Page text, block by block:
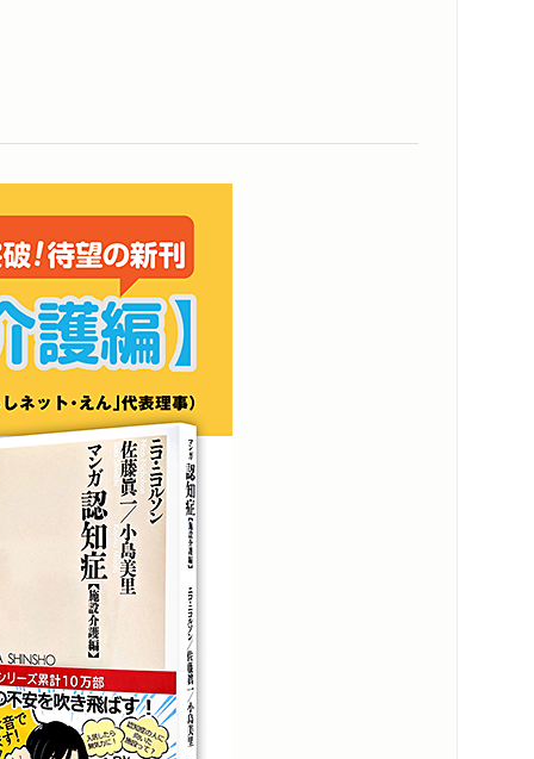
れるまで／レビー小体型認知症とはなにか／
応は？／一緒に工夫を考えよう／薬と上手に
て人生を楽しもう
てなんですか？
三つの認知症／初老期にあらわれやすい／本
ダム・スミスから考える／いつもの行動を利
ど……